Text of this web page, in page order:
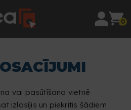
0
vai pasūtīšana vietnē
izlasījis un piekritis šādiem